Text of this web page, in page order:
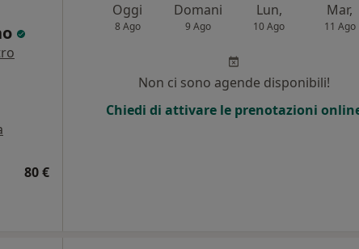
80 €
Oggi
8 Ago
Domani
9 Ago
Lun,
10 Ago
Mar,
11 Ago
Non ci sono agende disponibili!
Chiedi di attivare le prenotazioni